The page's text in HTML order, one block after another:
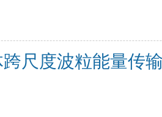
尺度波粒能量传